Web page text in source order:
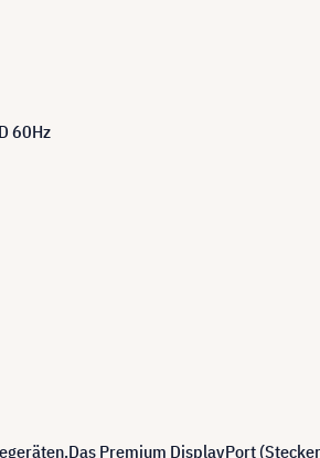
60Hz
Premium DisplayPort